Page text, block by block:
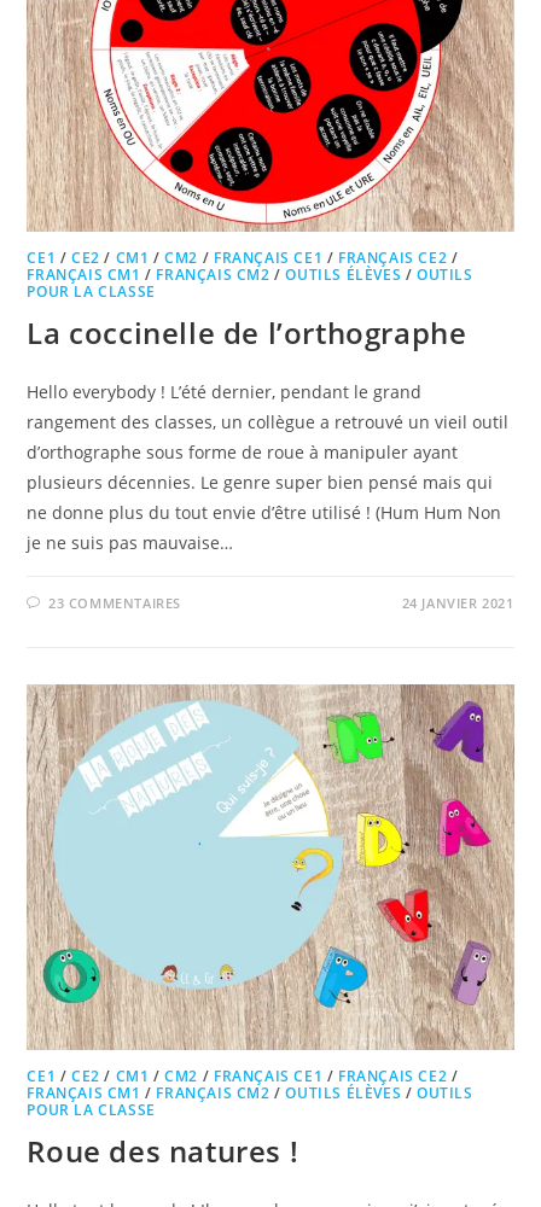
CE1 /CE2 / CM1 /CM2 / FRANÇAIS CE1 / FRANÇAIS CE2 /
FRANÇAIS CM1 / FRANÇAIS CM2 /OUTILS ÉLÈVES /OUTILS
POUR LA CLASSE
La coccinelle de l’orthographe
Hello everybody ! L’été dernier, pendant le grand
rangement des classes, un collègue a retrouvé un vieil outil
d’orthographe sous forme de roue à manipuler ayant
plusieurs décennies. Le genre super bien pensé mais qui
ne donne plus du tout envie d’être utilisé ! (Hum Hum Non
je ne suis pas mauvaise…
23 COMMENTAIRES 24 JANVIER 2021
CE1 /CE2 / CM1 /CM2 / FRANÇAIS CE1 / FRANÇAIS CE2 /
FRANÇAIS CM1 / FRANÇAIS CM2 /OUTILS ÉLÈVES /OUTILS
POUR LA CLASSE
Roue des natures !